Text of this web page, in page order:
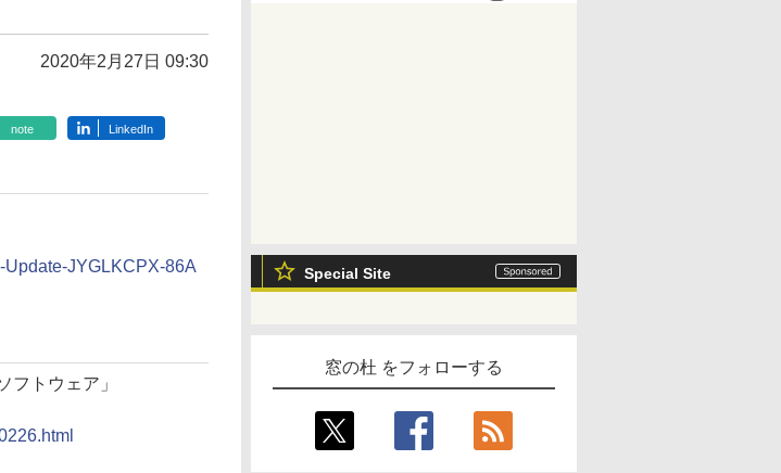
Special Site
窓の杜 をフォローする
2020年2月27日 09:30
note LinkedIn
Update-JYGLKCPX-86A
フトウェア」